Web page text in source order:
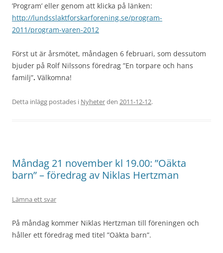
’Program’ eller genom att klicka på länken:
http://lundsslaktforskarforening.se/program-
2011/program-varen-2012
Först ut är årsmötet, måndagen 6 februari, som dessutom
bjuder på Rolf Nilssons föredrag ”En torpare och hans
familj”. Välkomna!
Detta inlägg postades i Nyheterden 2011-12-12.
Måndag 21 november kl 19.00: ”Oäkta
barn” – föredrag av Niklas Hertzman
Lämna ett svar
På måndag kommer Niklas Hertzman till föreningen och
håller ett föredrag med titel ”Oäkta barn”.